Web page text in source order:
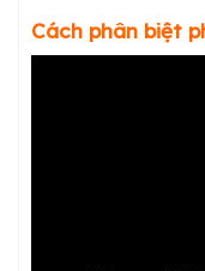
Cách phân biệt